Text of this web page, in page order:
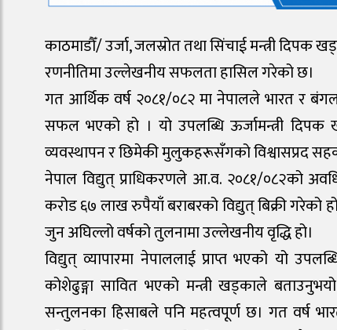
काठमाडौँ/ उर्जा, जलस्रोत तथा सिंचाई मन्त्री दिपक
रणनीतिमा उल्लेखनीय सफलता हासिल गरेको छ।
गत आर्थिक वर्ष २०८१/०८२ मा नेपालले भारत र
सफल भएको हो । यो उपलब्धि ऊर्जामन्त्री दिपक
व्यवस्थापन र छिमेकी मुलुकहरूसँगको विश्वासप्रद
नेपाल विद्युत् प्राधिकरणले आ.व. २०८१/०८२को
करोड ६७ लाख रुपैयाँ बराबरको विद्युत् बिक्री
जुन अघिल्लो वर्षको तुलनामा उल्लेखनीय वृद्धि हो।
विद्युत् व्यापारमा नेपाललाई प्राप्त भएको यो
कोशेढुङ्गा सावित भएको मन्त्री खड्काले
सन्तुलनका हिसाबले पनि महत्वपूर्ण छ। गत वर्ष